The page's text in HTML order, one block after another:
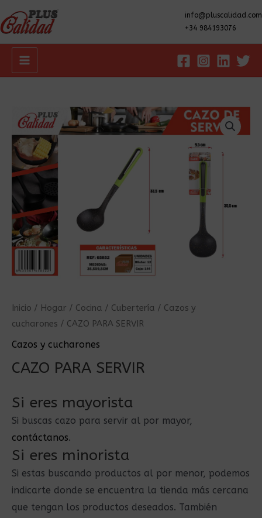
info@pluscalidad.com
+34 984193076
Main
Inicio / Hogar / Cocina / Cubertería / Cazos y
cucharones / CAZO PARA SERVIR
Cazos y cucharones
CAZO PARA SERVIR
Si eres mayorista
Si buscas cazo para servir al por mayor,
contáctanos.
Si eres minorista
Si estas buscando productos al por menor, podemos
indicarte donde se encuentra la tienda más cercana
que tengan los productos deseados. También